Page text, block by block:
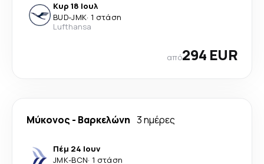
Κυρ 18 Ιουλ
BUD-JMK· 1 στάση
Lufthansa
από294 EUR
Μύκονος - Βαρκελώνη 3 ημέρες
Πέμ 24 Ιουν
JMK-BCN· 1 στάση